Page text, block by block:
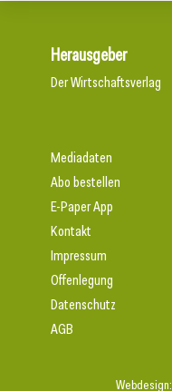
Herausgeber
Der Wirtschaftsverlag
Webdesign:
Mediadaten
Abo bestellen
E-Paper App
Kontakt
Impressum
Offenlegung
Datenschutz
AGB